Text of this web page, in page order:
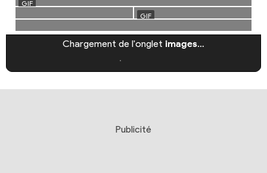
Chargement de l'onglet images…
Publicité